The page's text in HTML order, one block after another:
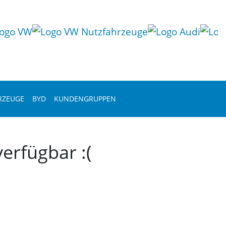
BYD KUNDENGRUPPEN
:(